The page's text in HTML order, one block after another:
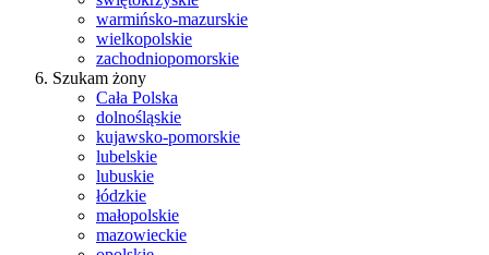
warmińsko-mazurskie
wielkopolskie
zachodniopomorskie
Szukam żony
Cała Polska
dolnośląskie
kujawsko-pomorskie
lubelskie
lubuskie
łódzkie
małopolskie
mazowieckie